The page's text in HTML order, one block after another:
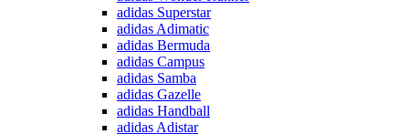
adidas Superstar
adidas Adimatic
adidas Bermuda
adidas Campus
adidas Samba
adidas Gazelle
adidas Handball
adidas Adistar